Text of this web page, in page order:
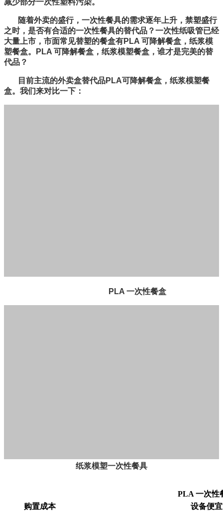
减少部分一次性塑料污染。
随着外卖的盛行，一次性餐具的需求逐年上升，禁塑盛行
之时，是否有合适的一次性餐具的替代品？一次性纸吸管已经
大量上市，市面常见替塑的餐盒有PLA 可降解餐盒，纸浆模
塑餐盒。PLA 可降解餐盒，纸浆模塑餐盒，谁才是完美的替
代品？
目前主流的外卖盒替代品PLA可降解餐盒，纸浆模塑餐
盒。我们来对比一下：
PLA 一次性餐盒
纸浆模塑一次性餐具
PLA 一次性
购置成本
设备便宜